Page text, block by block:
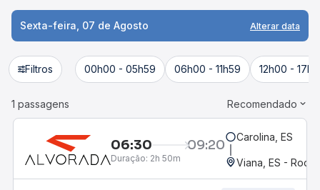
Sexta-feira, 07 de Agosto Alterar data
Filtros 00h00 - 05h59 06h00 - 11h59 12h00 -
1 passagens Recomendado
06:30 09:20
Duração: 2h 50m
Carolina, ES
Viana, ES -